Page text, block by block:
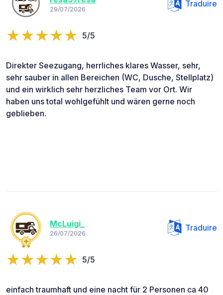
29/07/2026
Traduire
5/5
Direkter Seezugang, herrliches klares Wasser, sehr,
sehr sauber in allen Bereichen (WC, Dusche, Stellplatz)
und ein wirklich sehr herzliches Team vor Ort. Wir
haben uns total wohlgefühlt und wären gerne noch
geblieben.
McLuigi_
26/07/2026
Traduire
5/5
einfach traumhaft und eine nacht für 2 Personen ca 40